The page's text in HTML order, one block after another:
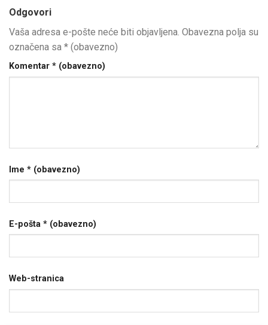
Odgovori
Vaša adresa e-pošte neće biti objavljena. Obavezna polja su
označena sa * (obavezno)
Komentar * (obavezno)
Ime * (obavezno)
E-pošta * (obavezno)
Web-stranica